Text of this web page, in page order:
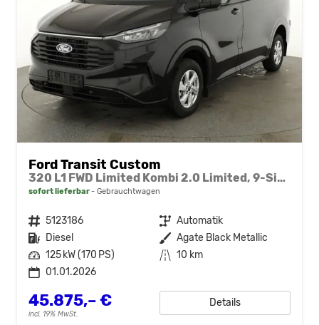
Ford Transit Custom
320 L1 FWD Limited Kombi 2.0 Limited, 9-Sitzer, Navi, FS-beheizbar, Side, Kamera, 4 J.-Garantie
sofort lieferbar Gebrauchtwagen
Fahrzeugnr. 5123186 Getriebe Automatik
Kraftstoff Diesel Außenfarbe Agate Black Metallic
Leistung 125 kW (170 PS) Kilometerstand 10 km
01.01.2026
45.875,– €
incl. 19% MwSt.
Details